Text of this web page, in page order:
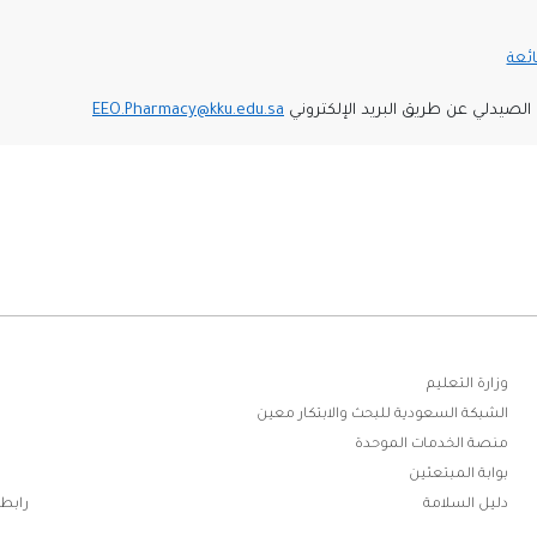
عن طريق البريد الإلكتروني EEO.Pharmacy@kku.edu.sa
وزارة التعليم
الشبكة السعودية للبحث والابتكار معين
منصة الخدمات الموحدة
بوابة المبتعثين
دليل السلامة